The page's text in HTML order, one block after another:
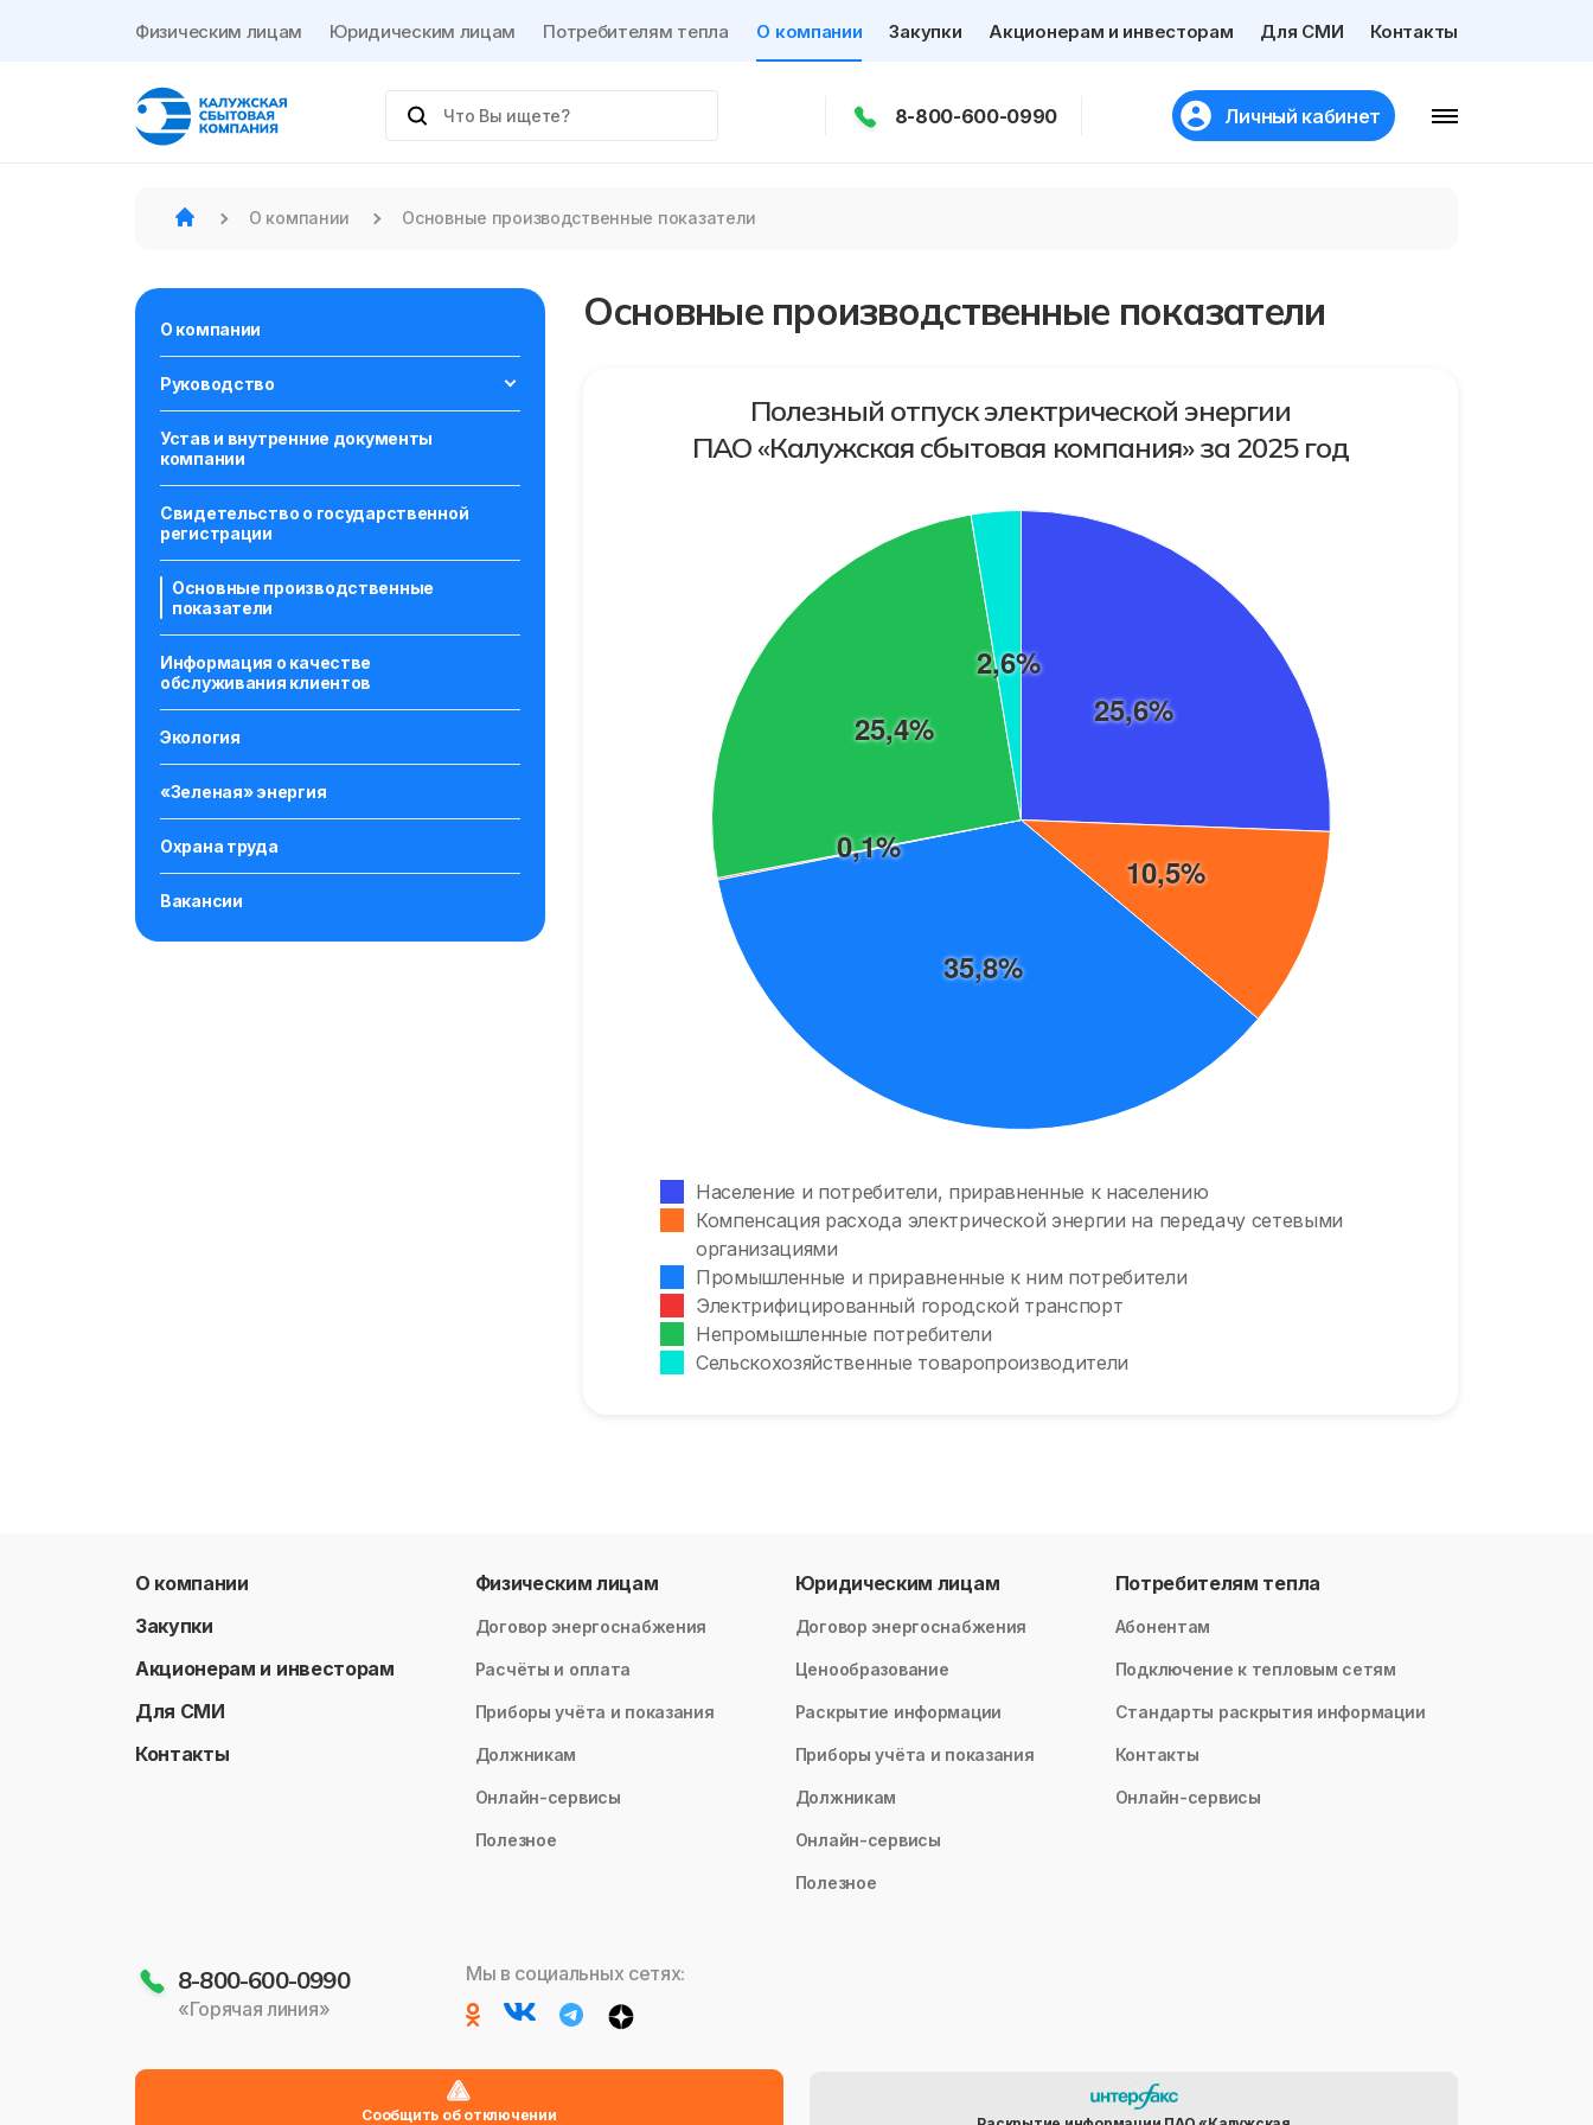
Физическим лицам Юридическим лицам Потребителям тепла О компании Закупки Акционерам и инвесторам Для СМИ Контакты
8-800-600-0990 Личный кабинет
О компании Основные производственные показатели
О компании
Руководство
Устав и внутренние документы
компании
Свидетельство о государственной
регистрации
Основные производственные
показатели
Информация о качестве
обслуживания клиентов
Экология
«Зеленая» энергия
Охрана труда
Вакансии
Основные производственные показатели
Полезный отпуск электрической энергии
ПАО «Калужская сбытовая компания» за 2025 год
Население и потребители, приравненные к населению
Компенсация расхода электрической энергии на передачу сетевыми
организациями
Промышленные и приравненные к ним потребители
Электрифицированный городской транспорт
Непромышленные потребители
Сельскохозяйственные товаропроизводители
О компании
Закупки
Акционерам и инвесторам
Для СМИ
Контакты
Физическим лицам
Договор энергоснабжения
Расчёты и оплата
Приборы учёта и показания
Должникам
Онлайн-сервисы
Полезное
Юридическим лицам
Договор энергоснабжения
Ценообразование
Раскрытие информации
Приборы учёта и показания
Должникам
Онлайн-сервисы
Полезное
Потребителям тепла
Абонентам
Подключение к тепловым сетям
Стандарты раскрытия информации
Контакты
Онлайн-сервисы
8-800-600-0990
«Горячая линия»
Мы в социальных сетях:
Сообщить об отключении